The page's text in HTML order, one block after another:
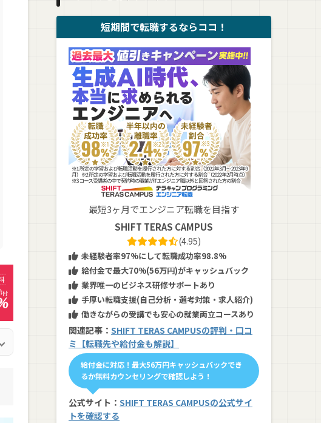
短期間で転職するならココ！
最短3ヶ月でエンジニア転職を目指す
SHIFT TERAS CAMPUS
(4.95)
未経験者率97%にして転職成功率98.8%
給付金で最大70%(56万円)がキャッシュバック
業界唯一のビジネス研修サポートあり
手厚い転職支援(自己分析・選考対策・求人紹介)
働きながらの受講でも安心の就業両立コースあり
関連記事： SHIFT TERAS CAMPUSの評判・口コ
ミ【転職先や給付金も解説】
給付金に対応！最大56万円キャッシュバックでき
るか無料カウンセリングで確認しよう！
公式サイト： SHIFT TERAS CAMPUSの公式サイ
トを確認する